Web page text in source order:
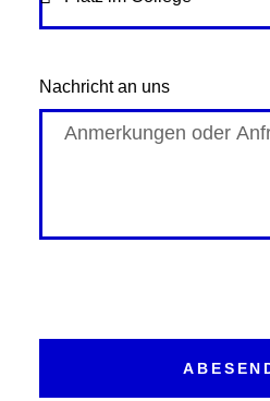
Nachricht an uns